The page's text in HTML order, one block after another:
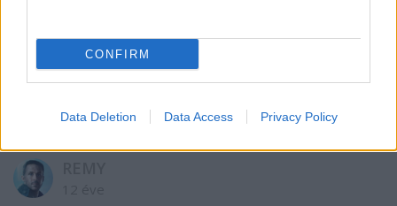
CONFIRM
Data Deletion Data Access Privacy Policy
VAGY